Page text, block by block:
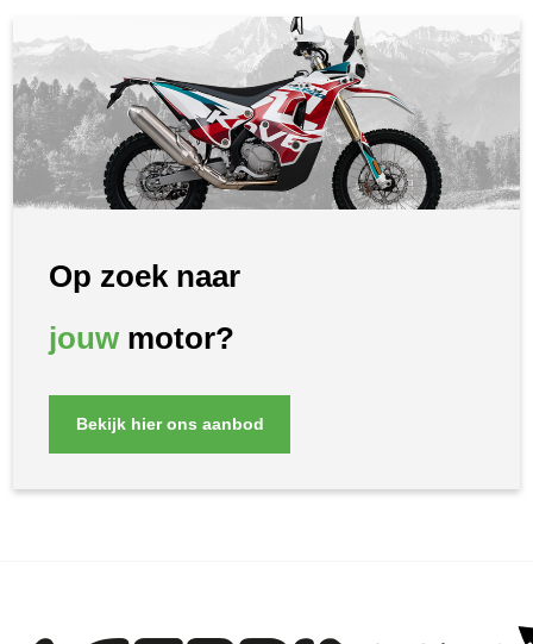
Op zoek naar
jouwmotor?
Bekijk hier ons aanbod